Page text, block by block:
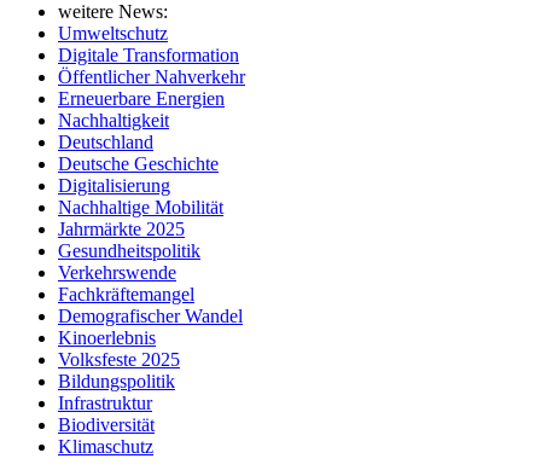
weitere News:
Umweltschutz
Digitale Transformation
Öffentlicher Nahverkehr
Erneuerbare Energien
Nachhaltigkeit
Deutschland
Deutsche Geschichte
Digitalisierung
Nachhaltige Mobilität
Jahrmärkte 2025
Gesundheitspolitik
Verkehrswende
Fachkräftemangel
Demografischer Wandel
Kinoerlebnis
Volksfeste 2025
Bildungspolitik
Infrastruktur
Biodiversität
Klimaschutz